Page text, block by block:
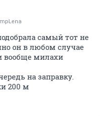
самый тот не
он в любом случае
вообще милахи
на заправку.
200 м